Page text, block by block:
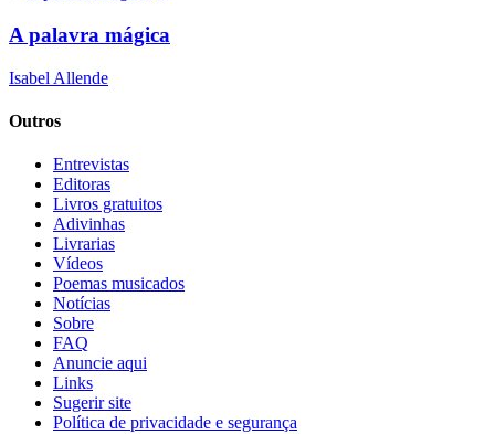
A palavra mágica
Isabel Allende
Outros
Entrevistas
Editoras
Livros gratuitos
Adivinhas
Livrarias
Vídeos
Poemas musicados
Notícias
Sobre
FAQ
Anuncie aqui
Links
Sugerir site
Política de privacidade e segurança